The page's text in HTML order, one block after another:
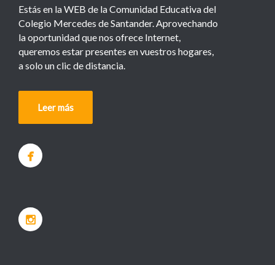
Estás en la WEB de la Comunidad Educativa del
Colegio Mercedes de Santander. Aprovechando
la oportunidad que nos ofrece Internet,
queremos estar presentes en vuestros hogares,
a solo un clic de distancia.
Leer más